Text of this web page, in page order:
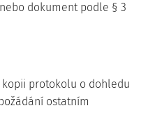
dokument podle § 3
kopii protokolu o dohledu
ostatním